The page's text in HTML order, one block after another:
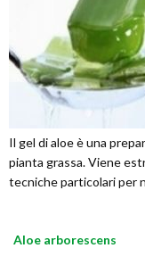
Il gel di aloe è una
pianta grassa. Viene
tecniche particolari per
Aloe arborescens